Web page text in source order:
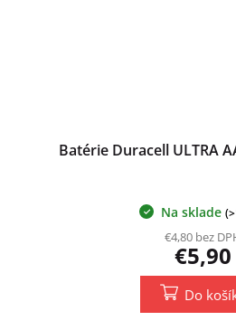
Batérie Duracell ULTRA
Na sklade
€4,80 bez
€5,90
Do